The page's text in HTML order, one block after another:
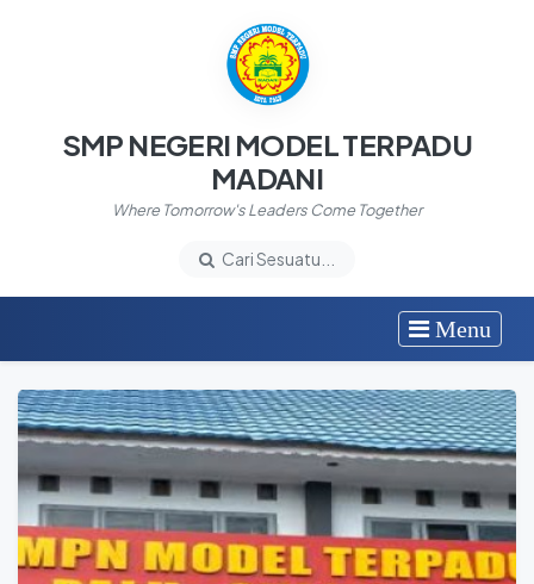
SMP NEGERI MODEL TERPADU
MADANI
Where Tomorrow's Leaders Come Together
Cari Sesuatu...
Menu